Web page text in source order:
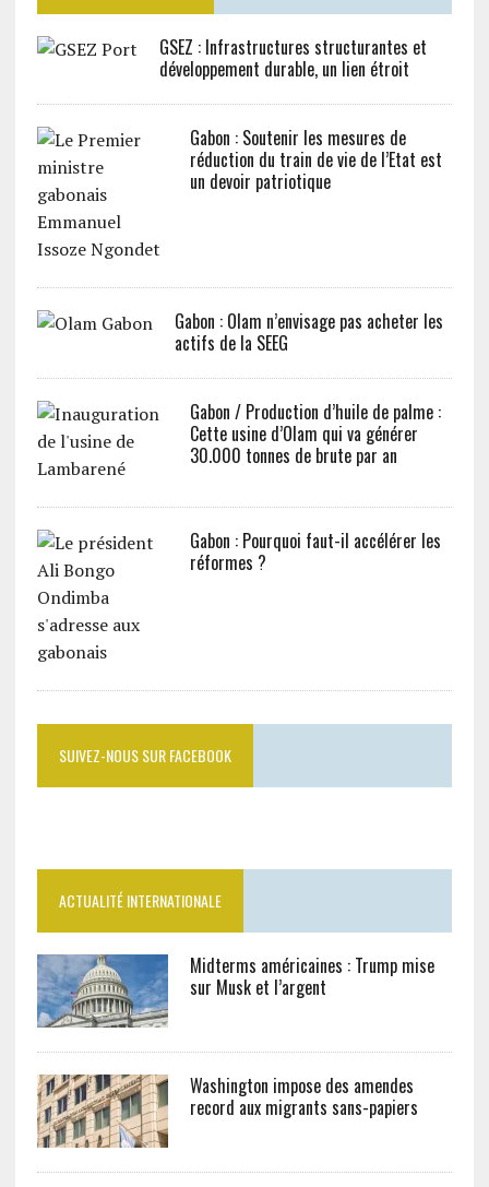
GSEZ : Infrastructures structurantes et
développement durable, un lien étroit
Gabon : Soutenir les mesures de
réduction du train de vie de l’Etat est
un devoir patriotique
Gabon : Olam n’envisage pas acheter les
actifs de la SEEG
Gabon / Production d’huile de palme :
Cette usine d’Olam qui va générer
30.000 tonnes de brute par an
Gabon : Pourquoi faut-il accélérer les
réformes ?
SUIVEZ-NOUS SUR FACEBOOK
ACTUALITÉ INTERNATIONALE
Midterms américaines : Trump mise
sur Musk et l’argent
Washington impose des amendes
record aux migrants sans-papiers